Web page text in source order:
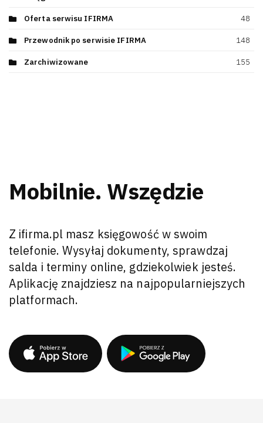
Oferta serwisu IFIRMA 48
Przewodnik po serwisie IFIRMA 148
Zarchiwizowane 155
Mobilnie. Wszędzie
Z ifirma.pl masz księgowość w swoim
telefonie. Wysyłaj dokumenty, sprawdzaj
salda i terminy online, gdziekolwiek jesteś.
Aplikację znajdziesz na najpopularniejszych
platformach.